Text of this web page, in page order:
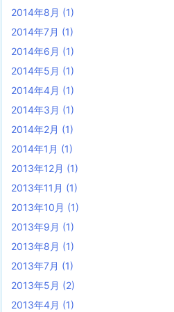
2014年8月 (1)
2014年7月 (1)
2014年6月 (1)
2014年5月 (1)
2014年4月 (1)
2014年3月 (1)
2014年2月 (1)
2014年1月 (1)
2013年12月 (1)
2013年11月 (1)
2013年10月 (1)
2013年9月 (1)
2013年8月 (1)
2013年7月 (1)
2013年5月 (2)
2013年4月 (1)